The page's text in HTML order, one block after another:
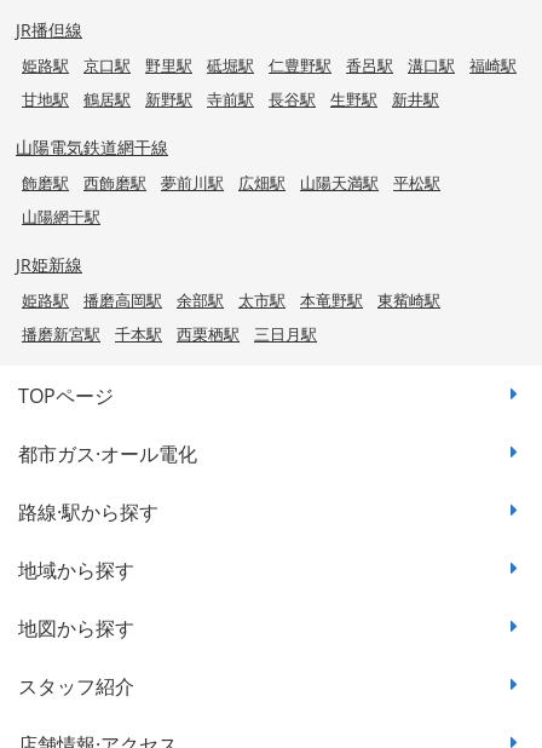
JR播但線
姫路駅 京口駅 野里駅 砥堀駅 仁豊野駅 香呂駅 溝口駅
福崎駅
甘地駅
鶴居駅 新野駅 寺前駅 長谷駅 生野駅 新井駅
山陽電気鉄道網干線
飾磨駅 西飾磨駅 夢前川駅 広畑駅 山陽天満駅
平松駅
山陽網干駅
JR姫新線
姫路駅 播磨高岡駅 余部駅 太市駅 本竜野駅
東觜崎駅
播磨新宮駅
千本駅 西栗栖駅 三日月駅
TOPページ
都市ガス·オール電化
路線·駅から探す
地域から探す
地図から探す
スタッフ紹介